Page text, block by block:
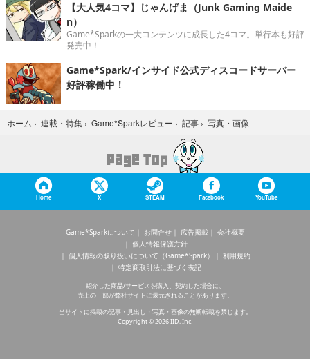
【大人気4コマ】じゃんげま（Junk Gaming Maide
n）
Game*Sparkの一大コンテンツに成長した4コマ。単行本も好評
発売中！
Game*Spark/インサイド公式ディスコードサーバー
好評稼働中！
ホーム › 連載・特集 › Game*Sparkレビュー › 記事 › 写真・画像
Home X STEAM Facebook YouTube
Game*Sparkについて お問合せ 広告掲載
会社概要
個人情報保護方針
個人情報の取り扱いについて（Game*Spark）
利用規約
特定商取引法に基づく表記
紹介した商品/サービスを購入、契約した場合に、
売上の一部が弊社サイトに還元されることがあります。
当サイトに掲載の記事・見出し・写真・画像の無断転載を禁じます。
Copyright © 2026 IID, Inc.